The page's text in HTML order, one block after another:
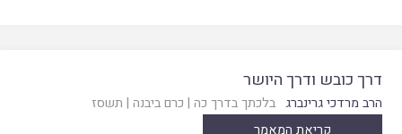
דרך כובש ודרך היושר
הרב מרדכי גרינברג בלכתך בדרך כה | כרם ביבנה | תשסז
קריאת המאמר